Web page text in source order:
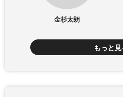
金杉太朗
もっと見